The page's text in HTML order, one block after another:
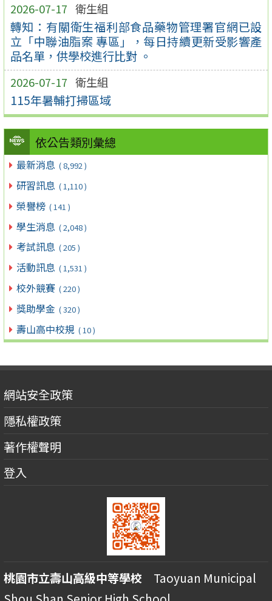
2026-07-17 衛生組
轉知：有關衛生福利部食品藥物管理署官網已設
立「中聯油脂案 專區」，每日持續更新受影響產
品名單，供學校進行比對 。
2026-07-17 衛生組
115年暑輔打掃區域
依公告類別彙總
最新消息 ( 8,992 )
研習訊息 ( 1,110 )
榮譽榜 ( 141 )
學生消息 ( 2,048 )
考試訊息 ( 205 )
活動訊息 ( 1,531 )
校外競賽 ( 220 )
獎助學金 ( 320 )
壽山高中校規 ( 10 )
網站安全政策
隱私權政策
著作權聲明
登入
桃園市立壽山高級中等學校 Taoyuan Municipal